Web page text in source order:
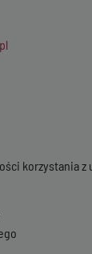
korzystania z